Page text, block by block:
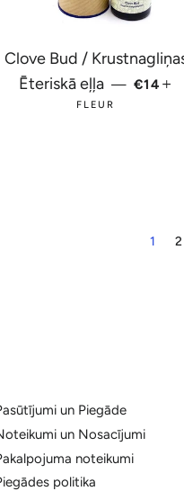
Clove Bud /
Ēteriskā eļļa — €14
FLEUR
1 2
un Piegāde
un Nosacījumi
noteikumi
politika